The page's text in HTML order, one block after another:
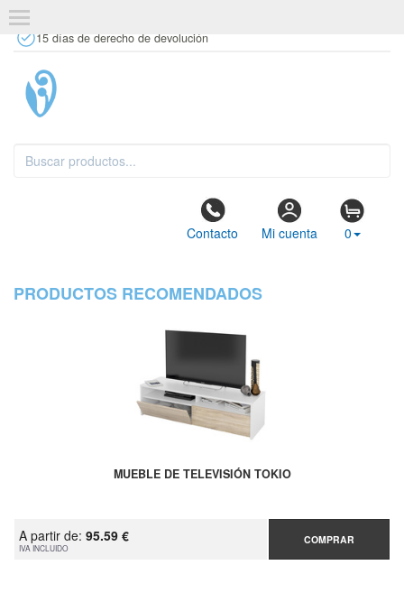
15 días de derecho de devolución
Contacto Mi cuenta 0
PRODUCTOS RECOMENDADOS
MUEBLE DE TELEVISIÓN TOKIO
A partir de: 95.59 €
IVA INCLUIDO
COMPRAR